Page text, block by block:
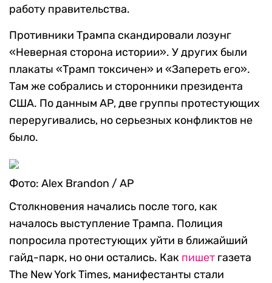
работу правительства.
Противники Трампа скандировали лозунг
«Неверная сторона истории». У других были
плакаты «Трамп токсичен» и «Запереть его».
Там же собрались и сторонники президента
США. По данным AP, две группы протестующих
переругивались, но серьезных конфликтов не
было.
Фото: Alex Brandon / AP
Столкновения начались после того, как
началось выступление Трампа. Полиция
попросила протестующих уйти в ближайший
гайд-парк, но они остались. Как пишет газета
The New York Times, манифестанты стали